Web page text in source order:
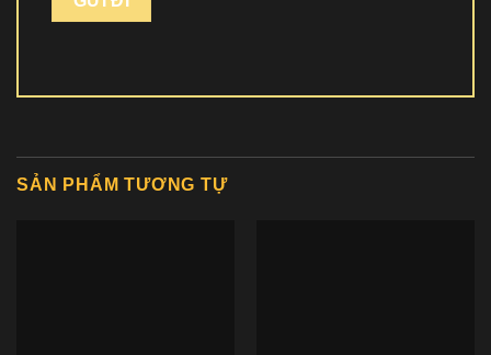
SẢN PHẨM TƯƠNG TỰ